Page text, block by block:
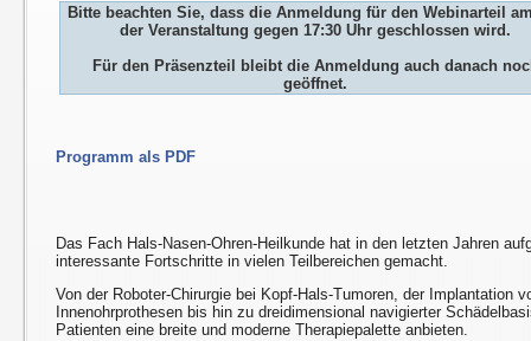
Bitte beachten Sie, dass die Anmeldung für den Webinarteil
der Veranstaltung gegen 17:30 Uhr geschlossen wird.
Für den Präsenzteil bleibt die Anmeldung auch danach
geöffnet.
Programm als PDF
Das Fach Hals-Nasen-Ohren-Heilkunde hat in den letzten Jahren
interessante Fortschritte in vielen Teilbereichen gemacht.
Von der Roboter-Chirurgie bei Kopf-Hals-Tumoren, der Implantation
Innenohrprothesen bis hin zu dreidimensional navigierter
Patienten eine breite und moderne Therapiepalette anbieten.